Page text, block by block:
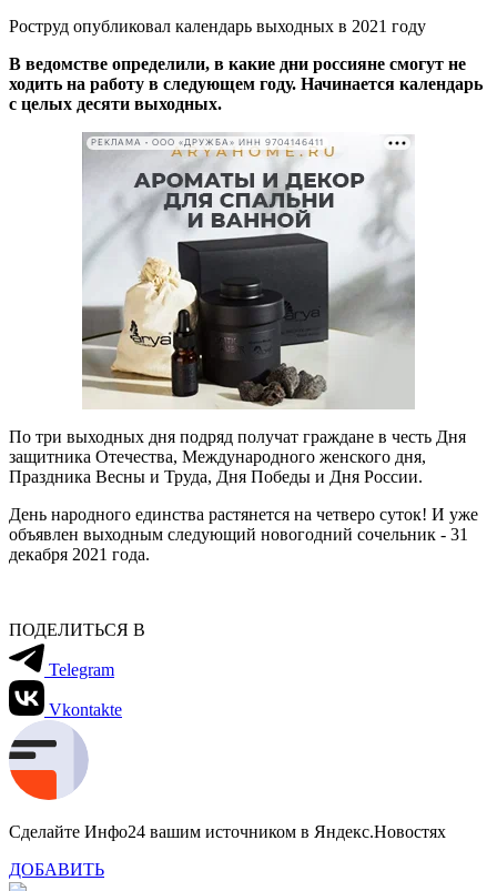
Роструд опубликовал календарь выходных в 2021 году
В ведомстве определили, в какие дни россияне смогут не
ходить на работу в следующем году. Начинается календарь
с целых десяти выходных.
РЕКЛАМА • ООО «ДРУЖБА» ИНН 9704146411
По три выходных дня подряд получат граждане в честь Дня
защитника Отечества, Международного женского дня,
Праздника Весны и Труда, Дня Победы и Дня России.
День народного единства растянется на четверо суток! И уже
объявлен выходным следующий новогодний сочельник - 31
декабря 2021 года.
ПОДЕЛИТЬСЯ В
Telegram
Vkontakte
Сделайте Инфо24 вашим источником в Яндекс.Новостях
ДОБАВИТЬ